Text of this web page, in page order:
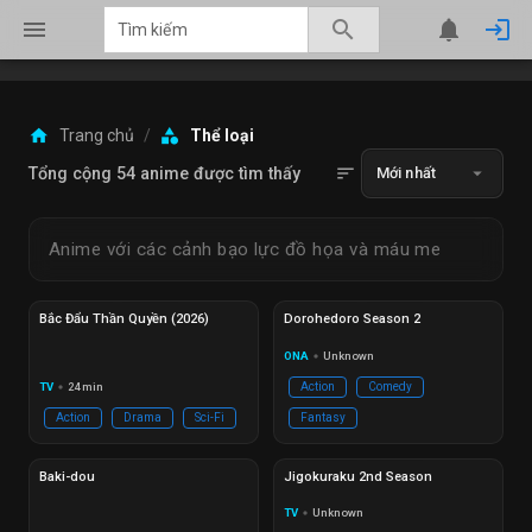
menu search notifications login
home Trang chủ / category Thể loại
Tổng cộng 54 anime được tìm thấy sort Mới nhất arrow_drop_down
Anime với các cảnh bạo lực đồ họa và máu me
Bắc Đẩu Thần Quyền (2026)
TV circle 24 min
Action Drama Sci-Fi
Dorohedoro Season 2
ONA circle Unknown
Action Comedy
Fantasy
Baki-dou Jigokuraku 2nd Season
TV circle Unknown